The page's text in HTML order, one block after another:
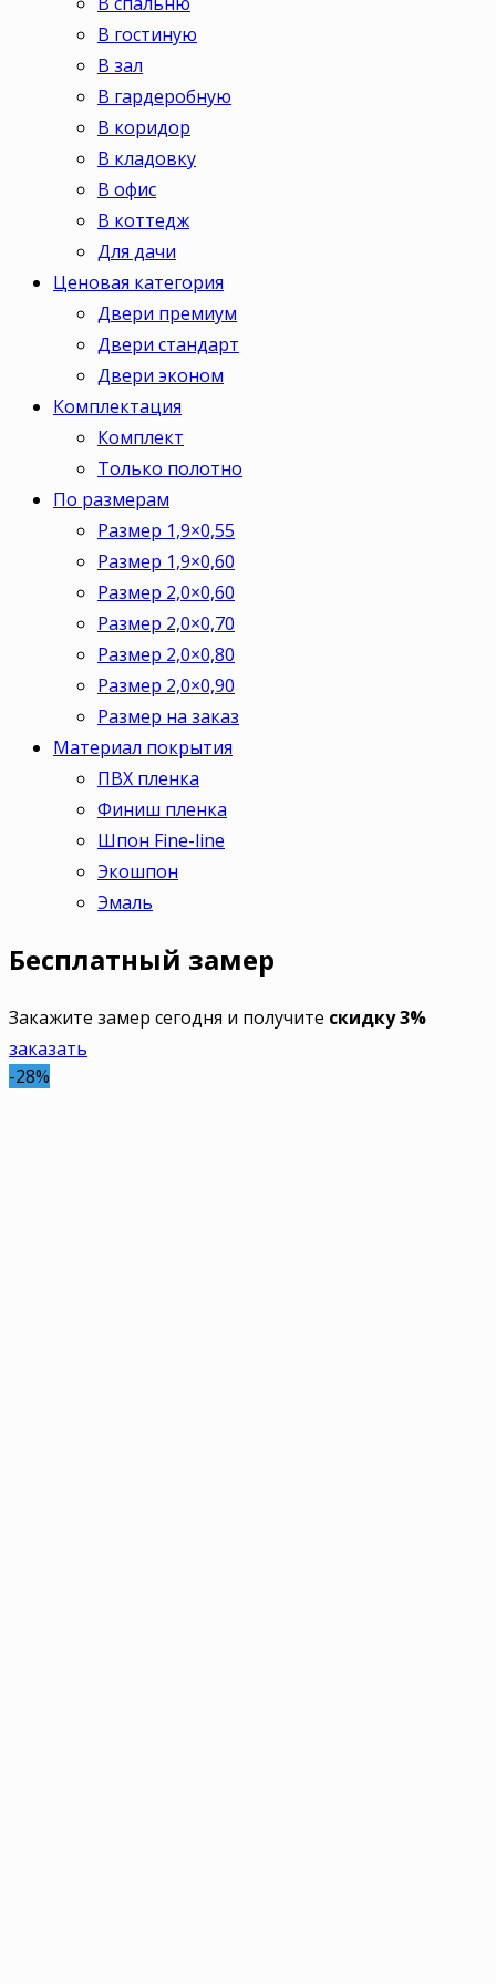
В гостиную
В зал
В гардеробную
В коридор
В кладовку
В офис
В коттедж
Для дачи
Ценовая категория
Двери премиум
Двери стандарт
Двери эконом
Комплектация
Комплект
Только полотно
По размерам
Размер 1,9×0,55
Размер 1,9×0,60
Размер 2,0×0,60
Размер 2,0×0,70
Размер 2,0×0,80
Размер 2,0×0,90
Размер на заказ
Материал покрытия
ПВХ пленка
Финиш пленка
Шпон Fine-line
Экошпон
Эмаль
Бесплатный замер
Закажите замер сегодня и получите скидку 3%
заказать
-28%